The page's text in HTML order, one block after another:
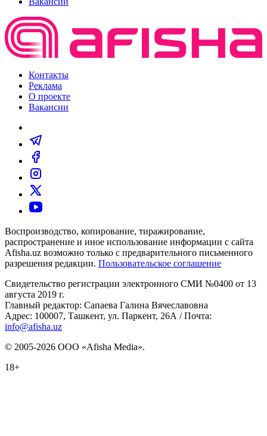
Контакты
Реклама
О проекте
Вакансии
Воспроизводство, копирование, тиражирование,
распространение и иное использование информации с сайта
Afisha.uz возможно только с предварительного письменного
разрешения редакции. Пользовательское соглашение
Свидетельство регистрации электронного СМИ №0400 от 13
августа 2019 г.
Главный редактор: Сапаева Галина Вячеславовна
Адрес: 100007, Ташкент, ул. Паркент, 26А / Почта:
info@afisha.uz
© 2005-2026 ООО «Afisha Media».
18+